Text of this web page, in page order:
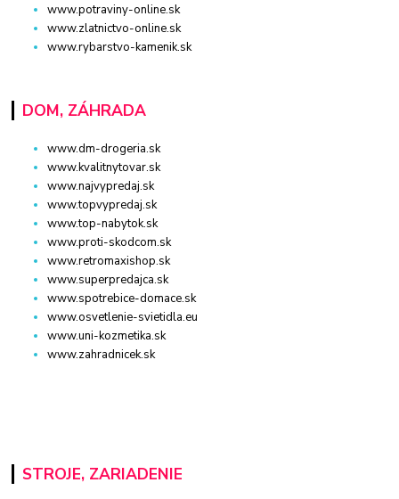
www.potraviny-online.sk
www.zlatnictvo-online.sk
www.rybarstvo-kamenik.sk
DOM, ZÁHRADA
www.dm-drogeria.sk
www.kvalitnytovar.sk
www.najvypredaj.sk
www.topvypredaj.sk
www.top-nabytok.sk
www.proti-skodcom.sk
www.retromaxishop.sk
www.superpredajca.sk
www.spotrebice-domace.sk
www.osvetlenie-svietidla.eu
www.uni-kozmetika.sk
www.zahradnicek.sk
STROJE, ZARIADENIE